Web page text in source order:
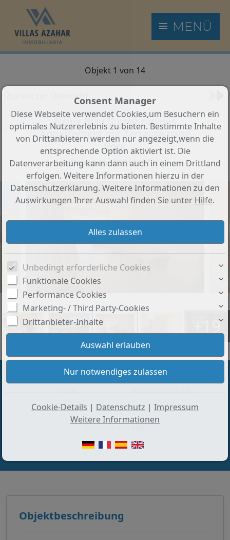
MENÜ
Objekt 1 von 14
Zurück zur Übersicht
Alcala Blau II großzügiges
Appartement mit Terrasse nahe
Pool
Objekt-Nr.: 0201241302
+19
Preis:
185.000 €
Wohnfläche ca.:
85 m²
Zimmeranzahl:
3
Objektbeschreibung
Consent Manager
Diese Webseite verwendet Cookies,um Besuchern ein
optimales Nutzererlebnis zu bieten. Bestimmte Inhalte
von Drittanbietern werden nur angezeigt,wenn die
entsprechende Option aktiviert ist. Die
Datenverarbeitung kann dann auch in einem Drittland
erfolgen. Weitere Informationen hierzu in der
Datenschutzerklärung. Weitere Informationen zu den
Auswirkungen Ihrer Auswahl finden Sie unter Hilfe.
Unbedingt erforderliche Cookies
Funktionale Cookies
Performance Cookies
Marketing- / Third Party-Cookies
Drittanbieter-Inhalte
Cookie-Details | Datenschutz | Impressum
Weitere Informationen